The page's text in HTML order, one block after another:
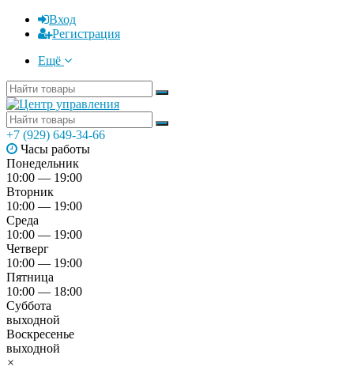
Вход
Регистрация
Ещё
+7 (929) 649-34-66
Часы работы
Понедельник
10:00 — 19:00
Вторник
10:00 — 19:00
Среда
10:00 — 19:00
Четверг
10:00 — 19:00
Пятница
10:00 — 18:00
Суббота
выходной
Воскресенье
выходной
×